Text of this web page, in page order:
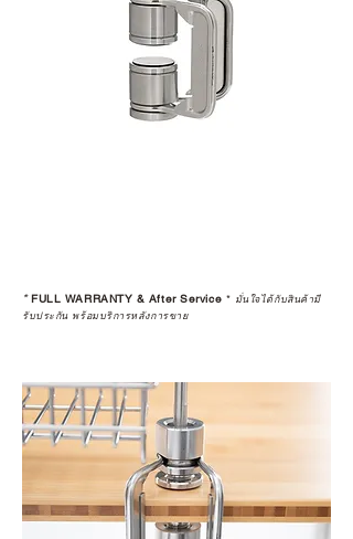
ก่อนตัดสินใจซื้อสินค้า เราอยาก
แนะนำให้คุณสอบถามทุกครั้งว่า ร้าน
ค้าที่คุณกำลังเลือกซื้อนั้น มีการรับ
ในอุปกรณ์ที่คุณรัก มีคุณค่าอย่าง
ตัวแทนจำหน่ายที่ได้รับการแต่งตั้ง
เพื่อให้คุณได้รับทั้งสินค้า และ
ประสบการณ์ที่สมบูรณ์แบบในระยะ
อ่านต่อเรื่องการรับประกันสินค้าได้
*FULL WARRANTY & After Service * มั่นใจได้กับสินค้ามี
รับประกัน พร้อมบริการหลังการขาย